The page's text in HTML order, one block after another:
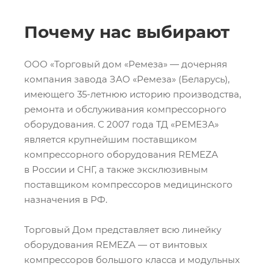
Почему нас выбирают
ООО «Торговый дом «Ремеза» — дочерняя
компания завода ЗАО «Ремеза» (Беларусь),
имеющего 35-летнюю историю производства,
ремонта и обслуживания компрессорного
оборудования. С 2007 года ТД «РЕМЕЗА»
является крупнейшим поставщиком
компрессорного оборудования REMEZA
в России и СНГ, а также эксклюзивным
поставщиком компрессоров медицинского
назначения в РФ.
Торговый Дом представляет всю линейку
оборудования REMEZA — от винтовых
компрессоров большого класса и модульных